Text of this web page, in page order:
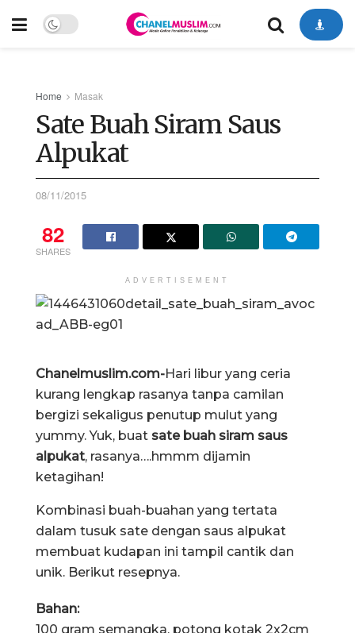
Home Masak
Sate Buah Siram Saus
Alpukat
08/11/2015
82
SHARES
ADVERTISEMENT
Chanelmuslim.com-Hari libur yang ceria
kurang lengkap rasanya tanpa camilan
bergizi sekaligus penutup mulut yang
yummy. Yuk, buat sate buah siram saus
alpukat, rasanya….hmmm dijamin
ketagihan!
Kombinasi buah-buahan yang tertata
dalam tusuk sate dengan saus alpukat
membuat kudapan ini tampil cantik dan
unik. Berikut resepnya.
Bahan:
100 gram semangka, potong kotak 2x2cm